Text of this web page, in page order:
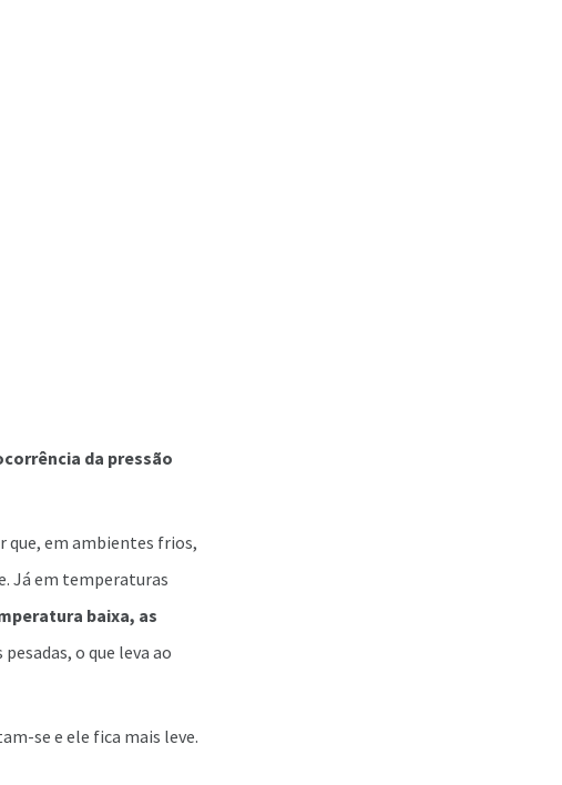
da pressão
que, em ambientes frios,
Já em temperaturas
baixa, as
pesadas, o que leva ao
se e ele fica mais leve.